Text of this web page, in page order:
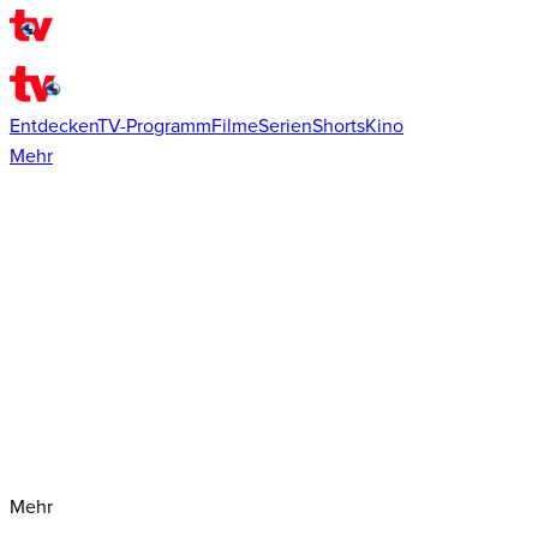
EntdeckenTV-ProgrammFilmeSerienShortsKino
Mehr
Mehr